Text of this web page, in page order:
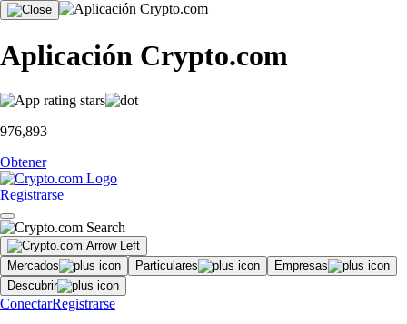
Aplicación Crypto.com
976,893
Obtener
Registrarse
Mercados Particulares
Empresas
Descubrir
ConectarRegistrarse